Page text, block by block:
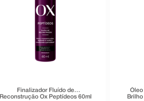
Finalizador Fluído de
Reconstrução Ox Peptídeos 60ml